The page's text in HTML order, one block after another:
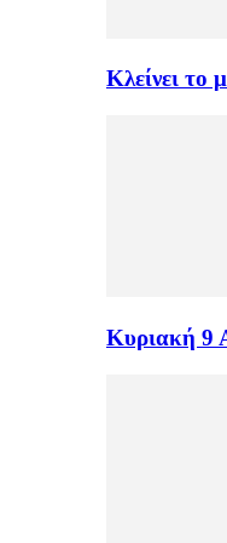
Κλείνει το
Κυριακή 9